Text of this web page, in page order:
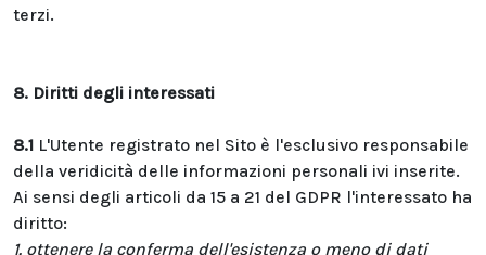
terzi.
8. Diritti degli interessati
8.1 L'Utente registrato nel Sito è l'esclusivo responsabile
della veridicità delle informazioni personali ivi inserite.
Ai sensi degli articoli da 15 a 21 del GDPR l'interessato ha
diritto:
1. ottenere la conferma dell'esistenza o meno di dati